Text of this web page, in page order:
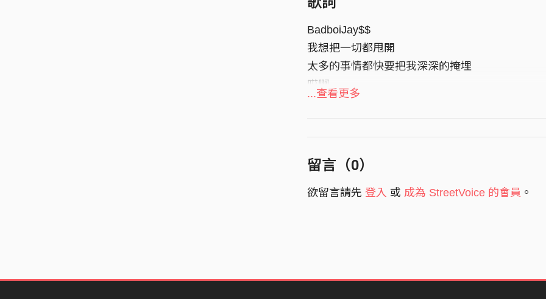
Mixing & Mastering：BadboiJay$$ & Singou99
—————————————————————
BadboiJay$$ :https://www.instagram.com/
singou99 :
tc_handylee :
BadboiJay$$
我想把一切都甩開
太多的事情都快要把我深深的掩埋
哎啊
隨便來的風
都能夠讓我變壞
沒有你的今晚 卻顯得特別精彩
別問我為什麼
DEJA VU
I will Burn my story
...查看更多
留言（0）
欲留言請先 登入 或 成為 StreetVoice 的會員 。